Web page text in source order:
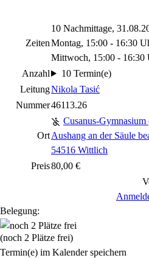
Zeiten
10 Nachmittage,
Montag, 15:00 - 16:30
Mittwoch, 15:00 - 16:30
Anzahl
10 Termin(e)
LeitungNikola Tasić
Nummer46113.26
Ort
Cusanus-
Aushang an der Säule
54516 Wittlich
Preis80,00 €
Belegung:
(noch 2 Plätze frei)
Termin(e) im Kalender speichern